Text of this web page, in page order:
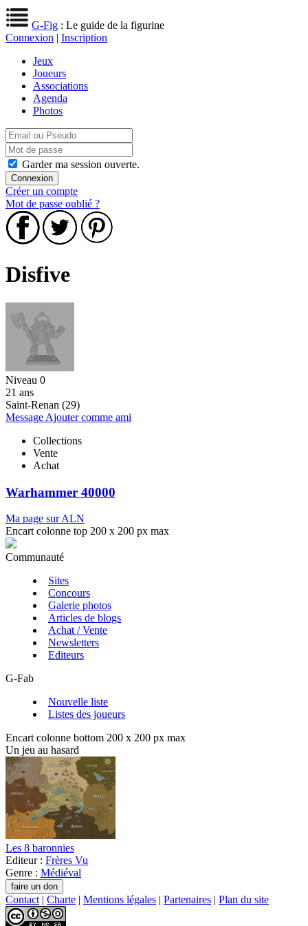
G-Fig : Le guide de la figurine
Connexion | Inscription
Jeux
Joueurs
Associations
Agenda
Photos
Garder ma session ouverte.
Créer un compte
Mot de passe oublié ?
Disfive
Niveau 0
21 ans
Saint-Renan (29)
Message Ajouter comme ami
Collections
Vente
Achat
Warhammer 40000
Ma page sur ALN
Encart colonne top 200 x 200 px max
Communauté
Sites
Concours
Galerie photos
Articles de blogs
Achat / Vente
Newsletters
Editeurs
G-Fab
Nouvelle liste
Listes des joueurs
Encart colonne bottom 200 x 200 px max
Un jeu au hasard
Les 8 baronnies
Editeur : Frères Vu
Genre : Médiéval
Contact | Charte | Mentions légales | Partenaires | Plan du site